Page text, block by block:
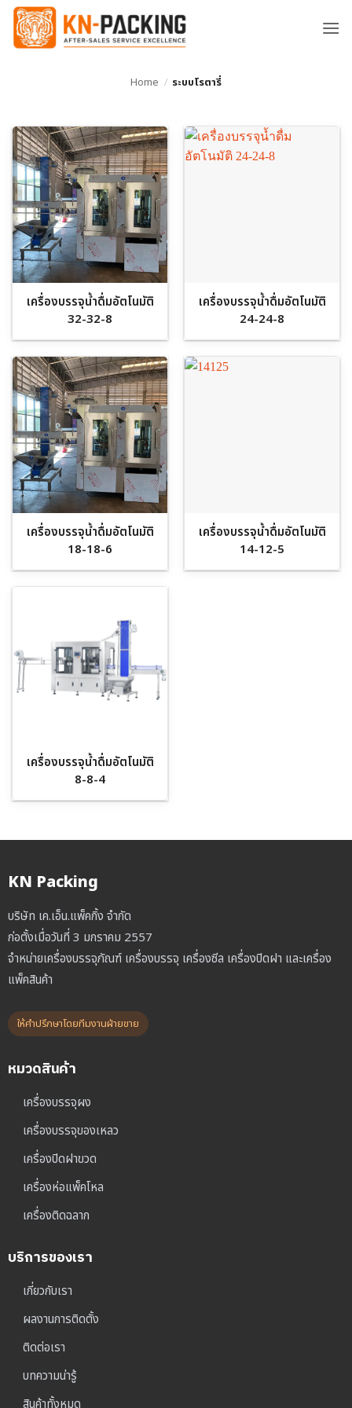
ข้าม
ยัง
Home / ระบบโรตารี่
เครื่องบรรจุน้ำดื่มอัตโนมัติ
32-32-8
เครื่องบรรจุน้ำดื่มอัตโนมัติ
24-24-8
เครื่องบรรจุน้ำดื่มอัตโนมัติ
18-18-6
เครื่องบรรจุน้ำดื่มอัตโนมัติ
14-12-5
เครื่องบรรจุน้ำดื่มอัตโนมัติ
8-8-4
KN Packing
บริษัท เค.เอ็น.แพ็คกิ้ง จำกัด
ก่อตั้งเมื่อวันที่ 3 มกราคม 2557
จำหน่ายเครื่องบรรจุภัณฑ์ เครื่องบรรจุ เครื่องซีล เครื่องปิดฝา และเครื่อง
แพ็คสินค้า
ให้คำปรึกษาโดยทีมงานฝ่ายขาย
หมวดสินค้า
เครื่องบรรจุผง
เครื่องบรรจุของเหลว
เครื่องปิดฝาขวด
เครื่องห่อแพ็คโหล
เครื่องติดฉลาก
บริการของเรา
เกี่ยวกับเรา
ผลงานการติดตั้ง
ติดต่อเรา
บทความน่ารู้